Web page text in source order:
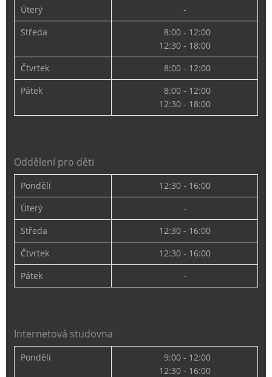
Úterý
-
Středa
8:00 - 12:00
12:30 - 18:00
Čtvrtek
8:00 - 12:00
Pátek
8:00 - 12:00
12:30 - 18:00
Oddělení pro děti
Pondělí
12:30 - 16:00
Úterý
-
Středa
12:30 - 16:00
Čtvrtek
12:30 - 16:00
Pátek
-
Internetová studovna
Pondělí
9:00 - 12:00
12:30 - 16:00